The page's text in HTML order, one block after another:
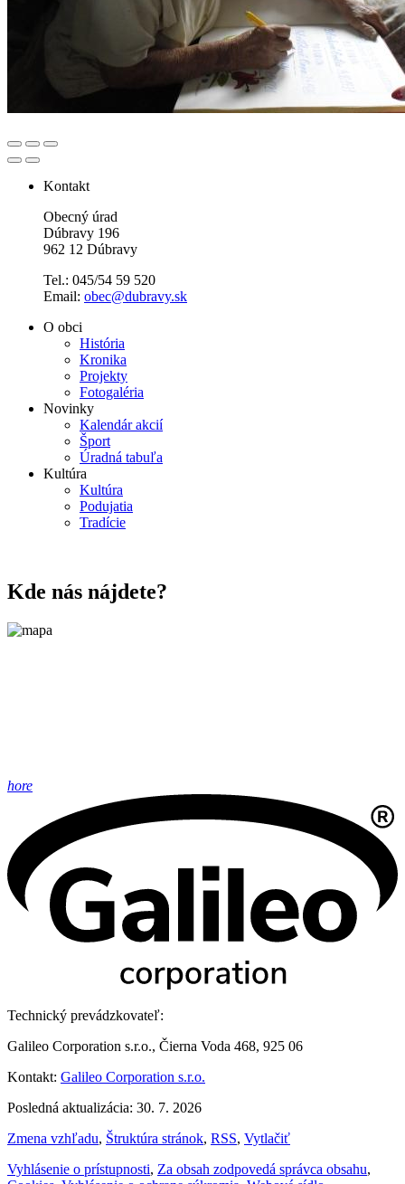
Kontakt
Obecný úrad
Dúbravy 196
962 12 Dúbravy
Tel.: 045/54 59 520
Email: obec@dubravy.sk
O obci
História
Kronika
Projekty
Fotogaléria
Novinky
Kalendár akcií
Šport
Úradná tabuľa
Kultúra
Kultúra
Podujatia
Tradície
Kde nás nájdete?
hore
Technický prevádzkovateľ:
Galileo Corporation s.r.o., Čierna Voda 468, 925 06
Kontakt: Galileo Corporation s.r.o.
Posledná aktualizácia: 30. 7. 2026
Zmena vzhľadu, Štruktúra stránok, RSS, Vytlačiť
Vyhlásenie o prístupnosti, Za obsah zodpovedá správca obsahu,